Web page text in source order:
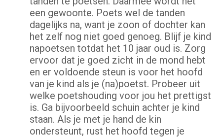
een gewoonte. Poets wel de tanden
dagelijks na, want je zoon of dochter kan
het zelf nog niet goed genoeg. Blijf je kind
napoetsen totdat het 10 jaar oud is. Zorg
ervoor dat je goed zicht in de mond hebt
en er voldoende steun is voor het hoofd
van je kind als je (na)poetst. Probeer uit
welke poetshouding voor jou het prettigst
is. Ga bijvoorbeeld schuin achter je kind
staan. Als je met je hand de kin
ondersteunt, rust het hoofd tegen je